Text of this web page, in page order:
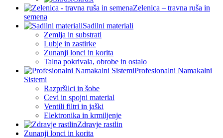
Zelenica – travna ruša in
semena
Sadilni materiali
Zemlja in substrati
Lubje in zastirke
Zunanji lonci in korita
Talna pokrivala, obrobe in ostalo
Profesionalni Namakalni
Sistemi
Razpršilci in šobe
Cevi in spojni material
Ventili filtri in jaški
Elektronika in krmiljenje
Zdravje rastlin
Zunanji lonci in korita